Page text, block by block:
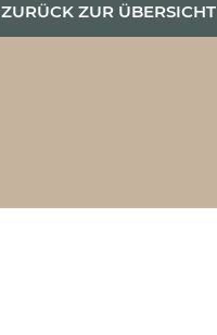
ZURÜCK ZUR ÜBERSICHT